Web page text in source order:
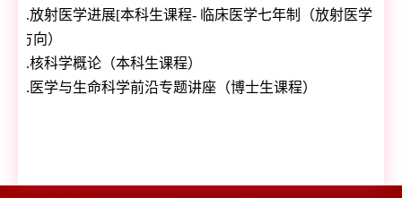
1.放射医学进展[本科生课程- 临床医学七年制（放射医学
方向）
2.核科学概论（本科生课程）
3. 医学与生命科学前沿专题讲座（博士生课程）